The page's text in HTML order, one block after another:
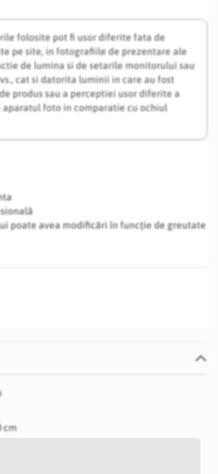
folosite pot fi usor diferite fata de
pe site, in fotografiile de prezentare ale
de lumina si de setarile monitorului sau
cat si datorita luminii in care au fost
produs sau a perceptiei usor diferite a
foto in comparatie cu ochiul
poate avea modificări în funcție de greutate
cm